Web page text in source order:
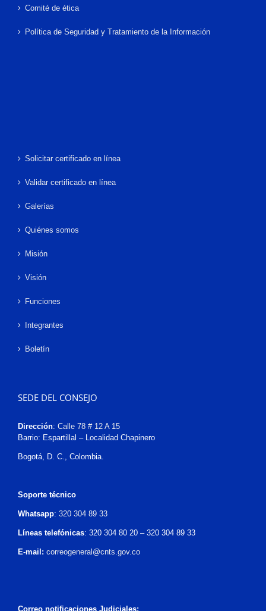
Comité de ética
Política de Seguridad y Tratamiento de la Información
Solicitar certificado en línea
Validar certificado en línea
Galerías
Quiénes somos
Misión
Visión
Funciones
Integrantes
Boletín
SEDE DEL CONSEJO
Dirección: Calle 78 # 12 A 15
Barrio: Espartillal – Localidad Chapinero
Bogotá, D. C., Colombia.
Soporte técnico
Whatsapp: 320 304 89 33
Líneas telefónicas: 320 304 80 20 – 320 304 89 33
E-mail: correogeneral@cnts.gov.co
Correo notificaciones Judiciales: